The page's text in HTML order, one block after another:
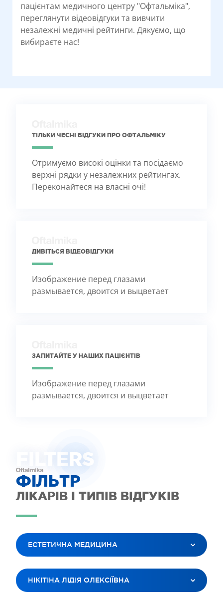
пацієнтам медичного центру "Офтальміка",
переглянути відеовідгуки та вивчити
незалежні медичні рейтинги. Дякуємо, що
вибираєте нас!
ТІЛЬКИ ЧЕСНІ ВІДГУКИ ПРО ОФТАЛЬМІКУ
Отримуємо високі оцінки та посідаємо
верхні рядки у незалежних рейтингах.
Переконайтеся на власні очі!
ДИВІТЬСЯ ВІДЕОВІДГУКИ
Изображение перед глазами
размывается, двоится и выцветает
ЗАПИТАЙТЕ У НАШИХ ПАЦІЄНТІВ
Изображение перед глазами
размывается, двоится и выцветает
FILTERS
ФІЛЬТР
ЛІКАРІВ І ТИПІВ ВІДГУКІВ
ЕСТЕТИЧНА МЕДИЦИНА
ВСІ ПОСЛУГИ
ЛАЗЕРНА КОРЕКЦІЯ ЗОРУ
НІКІТІНА ЛІДІЯ ОЛЕКСІЇВНА